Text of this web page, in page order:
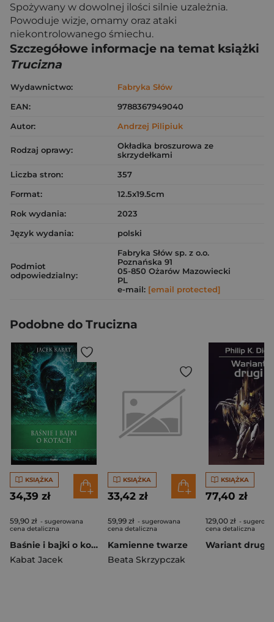
Spożywany w dowolnej ilości silnie uzależnia.
Powoduje wizje, omamy oraz ataki
niekontrolowanego śmiechu.
Szczegółowe informacje na temat książki
Trucizna
Wydawnictwo:
Fabryka Słów
EAN:
9788367949040
Autor:
Andrzej Pilipiuk
Rodzaj oprawy:
Okładka broszurowa ze
skrzydełkami
Liczba stron:
357
Format:
12.5x19.5cm
Rok wydania:
2023
Język wydania:
polski
Podmiot
odpowiedzialny:
Fabryka Słów sp. z o.o.
Poznańska 91
05-850 Ożarów Mazowiecki
PL
e-mail: [email protected]
Podobne do Trucizna
KSIĄŻKA
34,39 zł
59,90 zł - sugerowana
cena detaliczna
Baśnie i bajki o kotach. Wierzenia i zwyczaje
Kabat Jacek
KSIĄŻKA
33,42 zł
59,99 zł - sugerowana
cena detaliczna
Kamienne twarze
Beata Skrzypczak
KSIĄŻKA
77,40 zł
129,00 zł -
cena detaliczna
Wariant drugi